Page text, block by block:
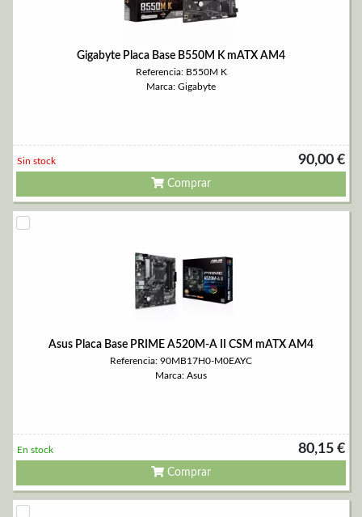
Gigabyte Placa Base B550M K mATX AM4
Referencia: B550M K
Marca: Gigabyte
90,00 €
Sin stock
Comprar
Asus Placa Base PRIME A520M-A II CSM mATX AM4
Referencia: 90MB17H0-M0EAYC
Marca: Asus
80,15 €
En stock
Comprar